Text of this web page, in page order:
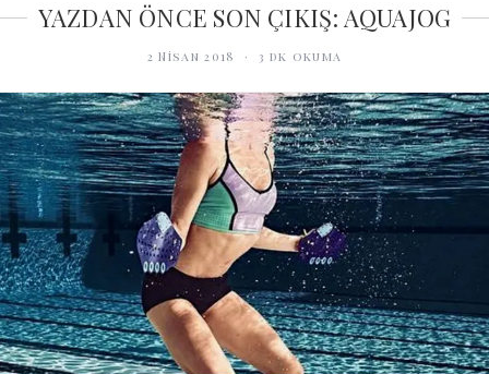
YAZDAN ÖNCE SON ÇIKIŞ: AQUAJOG
2 Nisan 2018 ·3 dk okuma